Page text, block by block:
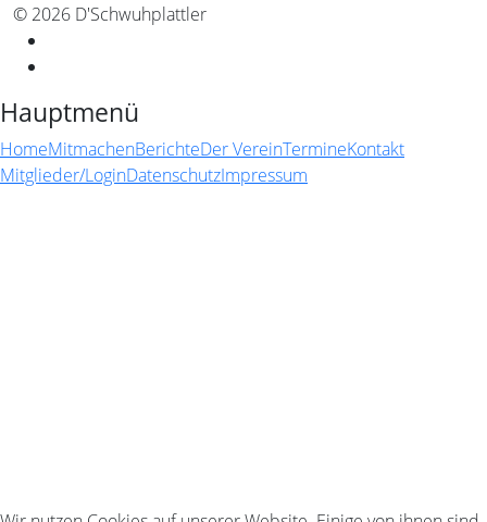
© 2026 D'Schwuhplattler
Hauptmenü
HomeMitmachenBerichteDer VereinTermineKontakt
Mitglieder/LoginDatenschutzImpressum